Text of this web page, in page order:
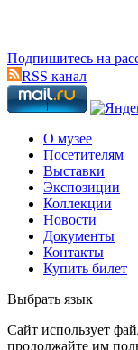
Подпишитесь на
RSS канал
О музее
Посетителям
Выставки
Экспозиции
Коллекции
Новости
Документы
Контакты
Купить билет
Выбрать язык
Cайт использует
продолжайте им